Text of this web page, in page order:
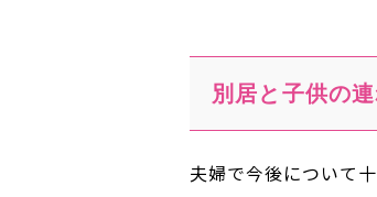
別居と子供の
夫婦で今後について